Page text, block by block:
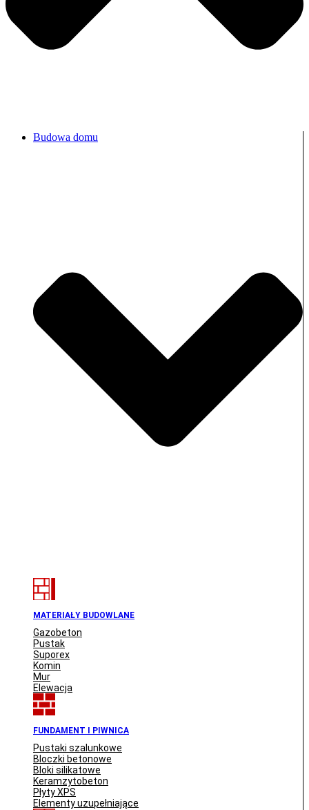
Budowa domu
MATERIAŁY BUDOWLANE
Gazobeton
Pustak
Suporex
Komin
Mur
Elewacja
FUNDAMENT I PIWNICA
Pustaki szalunkowe
Bloczki betonowe
Bloki silikatowe
Keramzytobeton
Płyty XPS
Elementy uzupełniające